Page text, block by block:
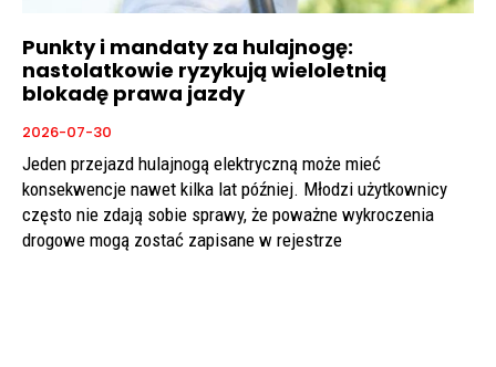
Punkty i mandaty za hulajnogę:
nastolatkowie ryzykują wieloletnią
blokadę prawa jazdy
2026-07-30
Jeden przejazd hulajnogą elektryczną może mieć
konsekwencje nawet kilka lat później. Młodzi użytkownicy
często nie zdają sobie sprawy, że poważne wykroczenia
drogowe mogą zostać zapisane w rejestrze